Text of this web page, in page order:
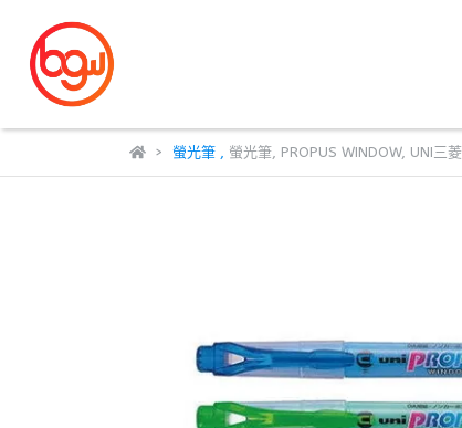
螢光筆, 螢光筆, PROPUS WINDOW, UNI三菱